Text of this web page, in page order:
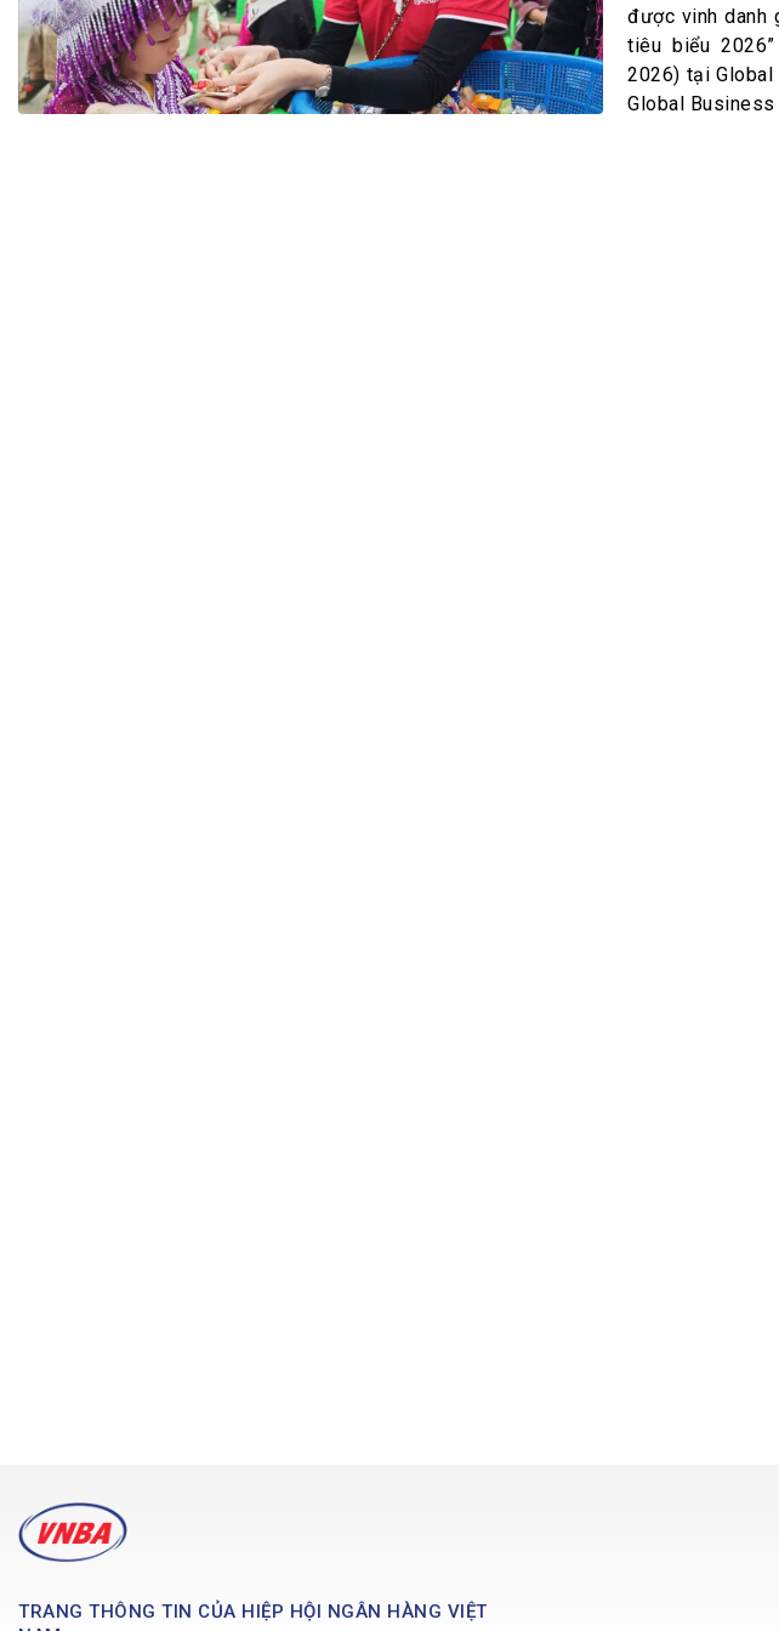
Bộ Chuẩn mực Đạo đức nghề nghiệp
Đối tác
Đấu giá tài sản
Thanh toán –Thẻ
Nhà quản trị
được vinh danh
tiêu biểu
2026) tại
Global Business
TRANG THÔNG TIN CỦA HIỆP HỘI NGÂN HÀNG VIỆT